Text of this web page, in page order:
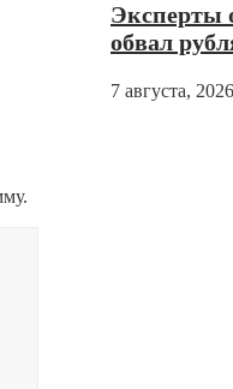
Эксперты
обвал
7 августа, 2026